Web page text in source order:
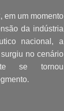
em um momento
da indústria
nacional, a
no cenário
se tornou